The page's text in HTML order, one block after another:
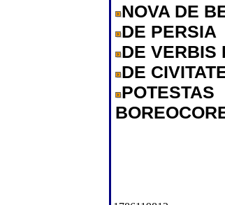
NOVA DE
DE PERSIA
DE VERBIS
DE
POTESTAS